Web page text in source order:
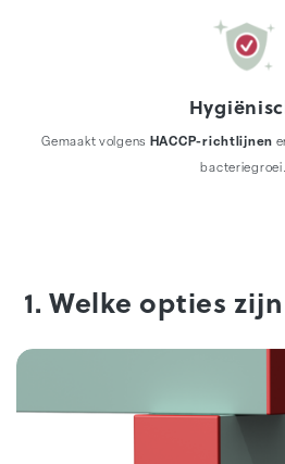
Gemaakt volgens HACCP-richtlijnen
bacteriegroei.
1. Welke opties